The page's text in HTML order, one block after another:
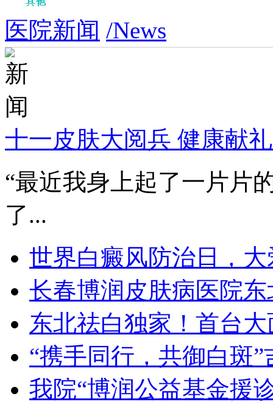
医院新闻 /News
十一皮肤大阅兵 健康献
“最近我身上起了一片片
了...
世界白癜风防治日，
长春博润皮肤病医院
东北祛白独家！首台
“携手同行，共御白斑”
我院“博润公益基金援